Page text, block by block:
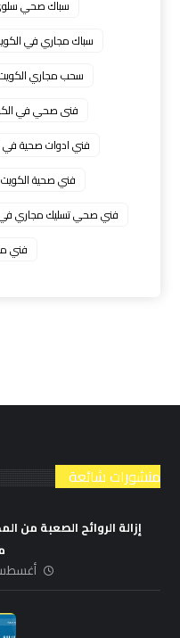
سباك صحي
سباك مجاري في
سحب مجاري
فنى صحي في
فني ادوات صحية في
فني صحية الكويت
فني صحي تسليك مجاري
فني
منشورات شائعة
إزالة الروائح الصعبة من
أغسطس 2,